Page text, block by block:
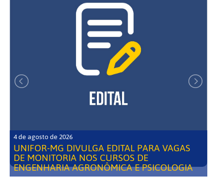
4 de agosto de 2026
UNIFOR-MG DIVULGA EDITAL PARA VAGAS
DE MONITORIA NOS CURSOS DE
ENGENHARIA AGRONÔMICA E PSICOLOGIA